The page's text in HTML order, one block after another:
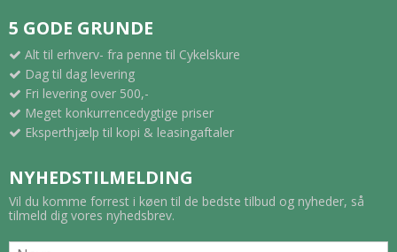
5 GODE GRUNDE
Alt til erhverv- fra penne til Cykelskure
Dag til dag levering
Fri levering over 500,-
Meget konkurrencedygtige priser
Eksperthjælp til kopi & leasingaftaler
NYHEDSTILMELDING
Vil du komme forrest i køen til de bedste tilbud og nyheder, så
tilmeld dig vores nyhedsbrev.